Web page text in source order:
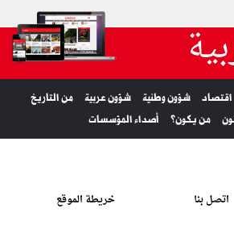
اقتصاد شؤون وطنية شؤون عربية
من التاريخ
من يكون؟ أصداء المؤسسات
اتصل بنا خريطة الموقع